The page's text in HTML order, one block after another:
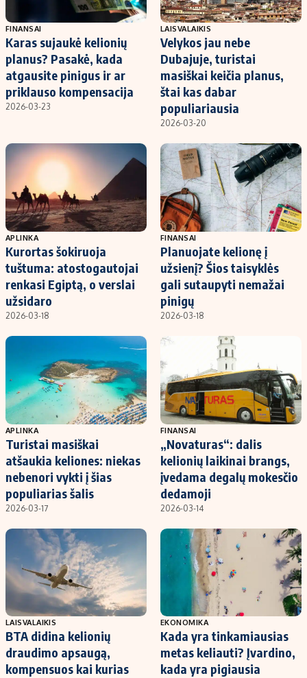
FINANSAI
Karas sujaukė kelionių
planus? Pasakė, kada
atgausite pinigus ir ar
priklauso kompensacija
2026-03-23
LAISVALAIKIS
Velykos jau nebe
Dubajuje, turistai
masiškai keičia planus,
štai kas dabar
populiariausia
2026-03-20
APLINKA
Kurortas šokiruoja
tuštuma: atostogautojai
renkasi Egiptą, o verslai
užsidaro
2026-03-18
FINANSAI
Planuojate kelionę į
užsienį? Šios taisyklės
gali sutaupyti nemažai
pinigų
2026-03-18
APLINKA
Turistai masiškai
atšaukia keliones: niekas
nebenori vykti į šias
populiarias šalis
2026-03-17
FINANSAI
„Novaturas“: dalis
kelionių laikinai brangs,
įvedama degalų mokesčio
dedamoji
2026-03-14
LAISVALAIKIS
BTA didina kelionių
draudimo apsaugą,
kompensuos kai kurias
EKONOMIKA
Kada yra tinkamiausias
metas keliauti? Įvardino,
kada yra pigiausia